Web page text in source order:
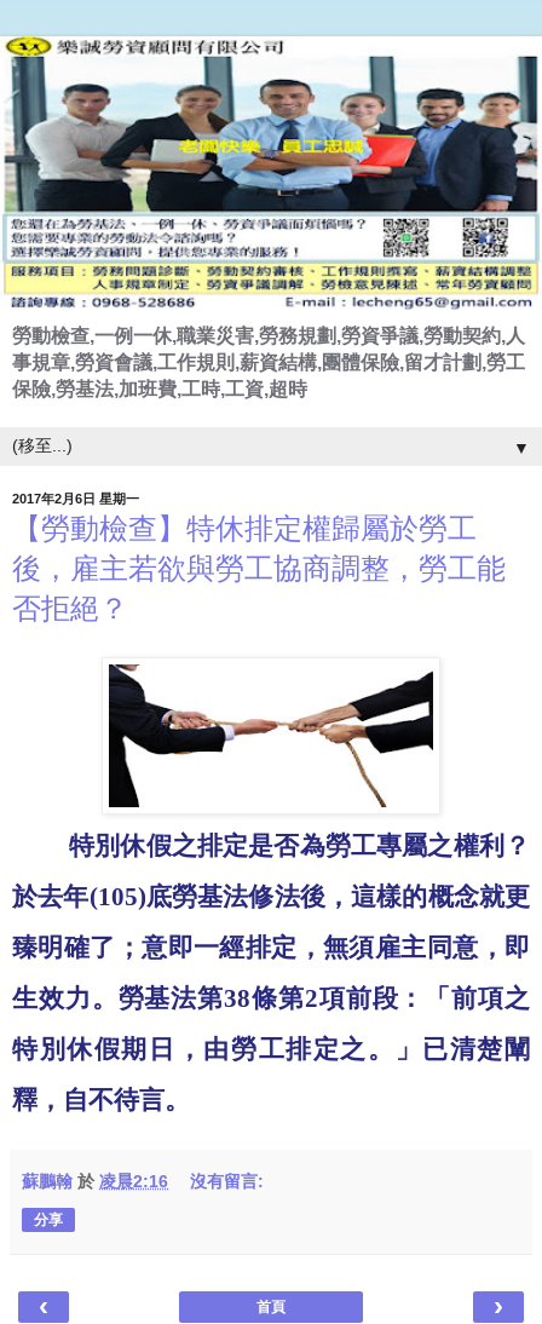
勞動檢查,一例一休,職業災害,勞務規劃,勞資爭議,勞動契約,人
事規章,勞資會議,工作規則,薪資結構,團體保險,留才計劃,勞工
保險,勞基法,加班費,工時,工資,超時
▼
2017年2月6日 星期一
【勞動檢查】特休排定權歸屬於勞工
後，雇主若欲與勞工協商調整，勞工能
否拒絕？
特別休假之排定是否為勞工專屬之權利？
於去年(105)底勞基法修法後，這樣的概念就更
臻明確了；意即一經排定，無須雇主同意，即
生效力。勞基法第38條第2項前段：「前項之
特別休假期日，由勞工排定之。」已清楚闡
釋，自不待言。
蘇鵬翰 於凌晨2:16 沒有留言:
分享
‹ ›
首頁